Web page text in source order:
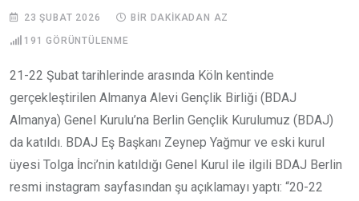
23 ŞUBAT 2026 BIR DAKIKADAN AZ
191 GÖRÜNTÜLENME
21-22 Şubat tarihlerinde arasında Köln kentinde
gerçekleştirilen Almanya Alevi Gençlik Birliği (BDAJ
Almanya) Genel Kurulu’na Berlin Gençlik Kurulumuz (BDAJ)
da katıldı. BDAJ Eş Başkanı Zeynep Yağmur ve eski kurul
üyesi Tolga İnci’nin katıldığı Genel Kurul ile ilgili BDAJ Berlin
resmi instagram sayfasından şu açıklamayı yaptı: “20-22